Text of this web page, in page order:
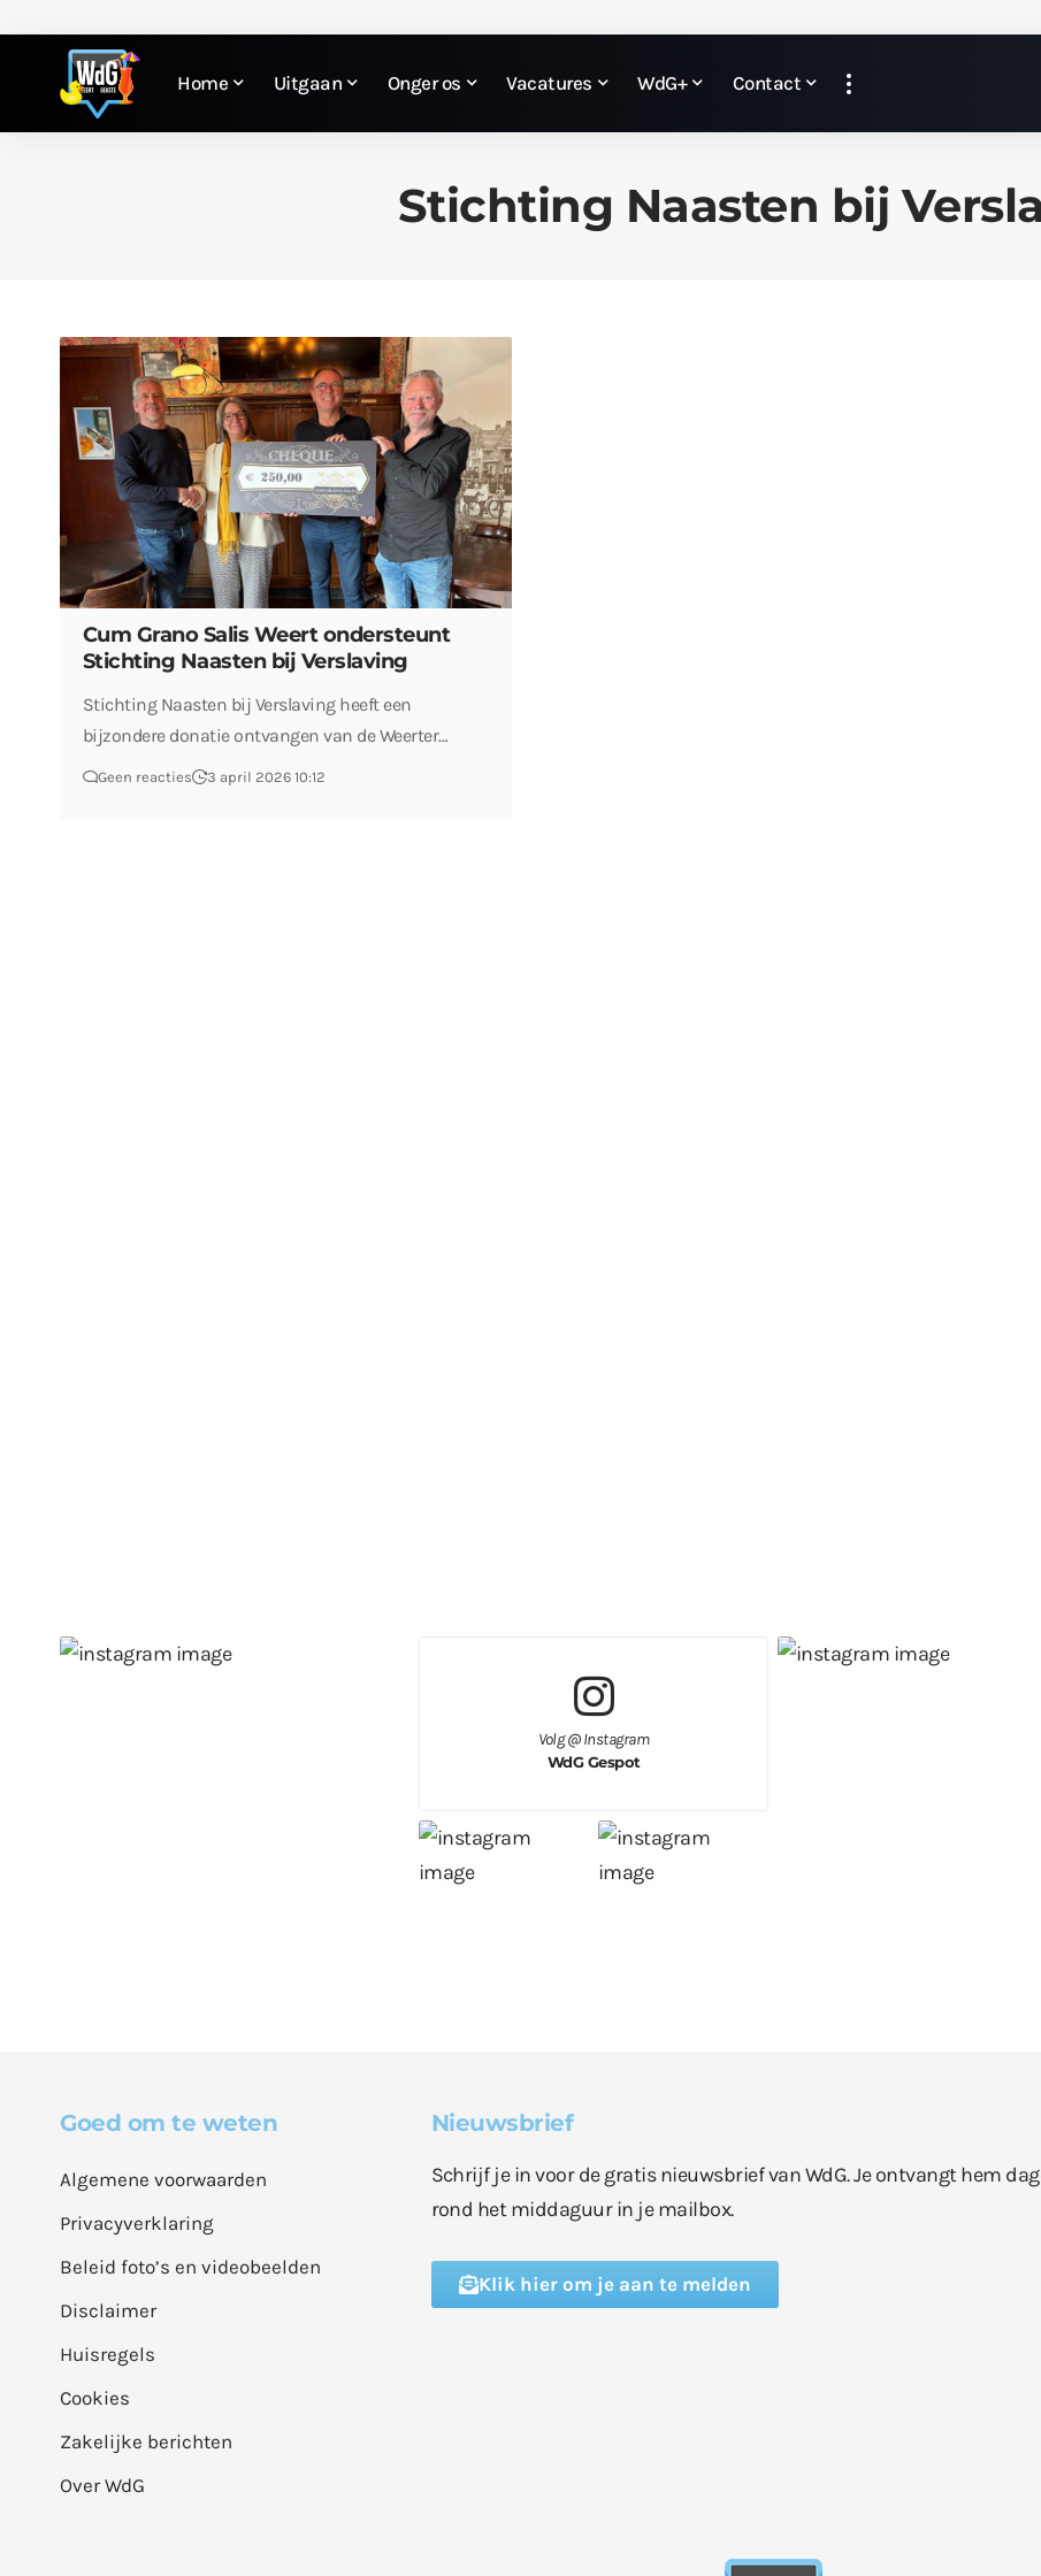
Home Uitgaan Onger os Vacatures WdG+ Contact
Stichting Naasten bij
Cum Grano Salis Weert ondersteunt
Stichting Naasten bij Verslaving
Stichting Naasten bij Verslaving heeft een
bijzondere donatie ontvangen van de Weerter…
Geen reacties 3 april 2026 10:12
Volg @ Instagram
WdG Gespot
Goed om te weten
Algemene voorwaarden
Privacyverklaring
Beleid foto’s en videobeelden
Disclaimer
Huisregels
Cookies
Zakelijke berichten
Over WdG
Nieuwsbrief
Schrijf je in voor de gratis nieuwsbrief van WdG. Je ontvangt hem
rond het middaguur in je mailbox.
Klik hier om je aan te melden